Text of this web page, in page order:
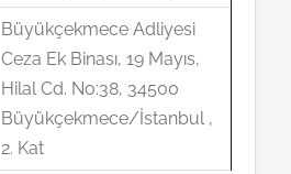
Büyükçekmece Adliyesi
Ceza Ek Binası, 19 Mayıs,
Hilal Cd. No:38, 34500
Büyükçekmece/İstanbul ,
2. Kat